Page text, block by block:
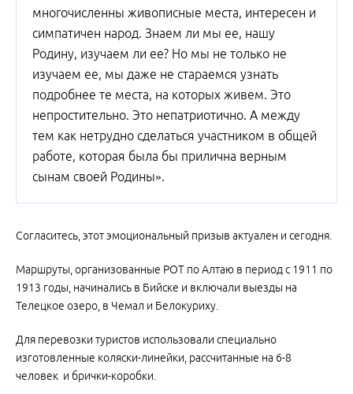
многочисленны живописные места, интересен и
симпатичен народ. Знаем ли мы ее, нашу
Родину, изучаем ли ее? Но мы не только не
изучаем ее, мы даже не стараемся узнать
подробнее те места, на которых живем. Это
непростительно. Это непатриотично. А между
тем как нетрудно сделаться участником в общей
работе, которая была бы прилична верным
сынам своей Родины».
Согласитесь, этот эмоциональный призыв актуален и сегодня.
Маршруты, организованные РОТ по Алтаю в период с 1911 по
1913 годы, начинались в Бийске и включали выезды на
Телецкое озеро, в Чемал и Белокуриху.
Для перевозки туристов использовали специально
изготовленные коляски-линейки, рассчитанные на 6-8
человек и брички-коробки.